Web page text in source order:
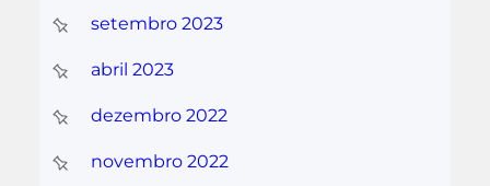
setembro 2023
abril 2023
dezembro 2022
novembro 2022